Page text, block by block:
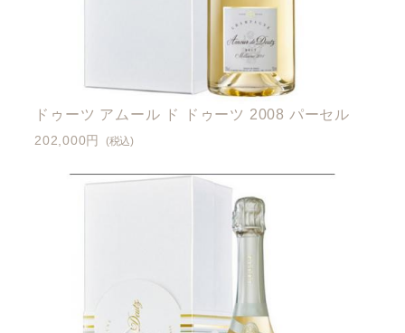
ドゥーツ アムール ド ドゥーツ 2008 パーセル
202,000円 (税込)